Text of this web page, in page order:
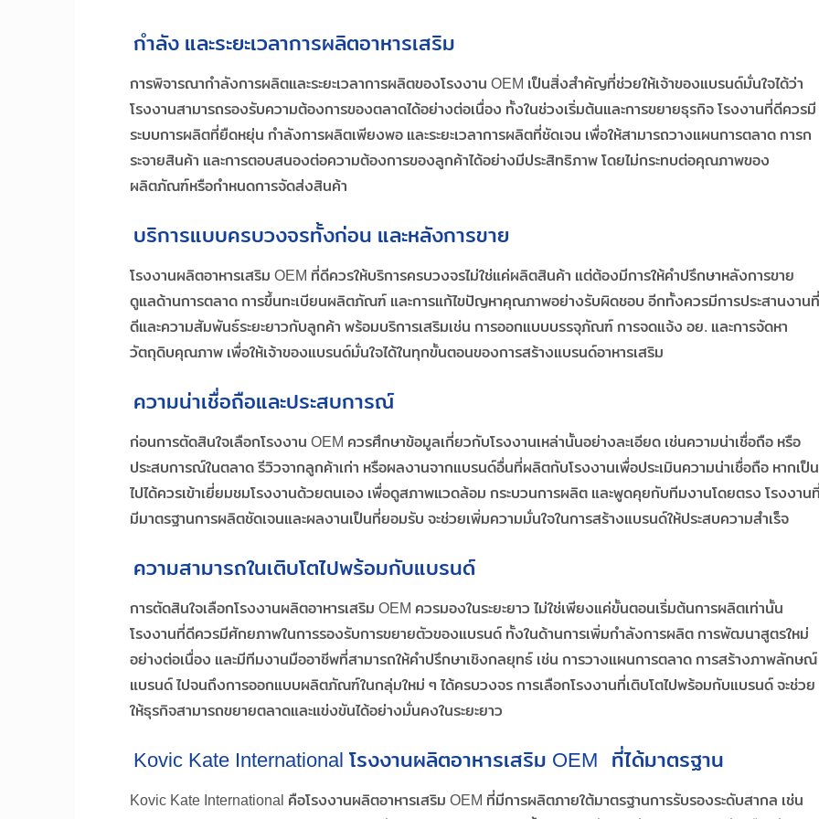
กำลัง และระยะเวลาการผลิตอาหารเสริม
การพิจารณากำลังการผลิตและระยะเวลาการผลิตของโรงงาน OEM เป็นสิ่งสำคัญที่ช่วยให้เจ้าของแบรนด์มั่นใจได้ว่า
โรงงานสามารถรองรับความต้องการของตลาดได้อย่างต่อเนื่อง ทั้งในช่วงเริ่มต้นและการขยายธุรกิจ โรงงานที่ดีควรมี
ระบบการผลิตที่ยืดหยุ่น กำลังการผลิตเพียงพอ และระยะเวลาการผลิตที่ชัดเจน เพื่อให้สามารถวางแผนการตลาด การก
ระจายสินค้า และการตอบสนองต่อความต้องการของลูกค้าได้อย่างมีประสิทธิภาพ โดยไม่กระทบต่อคุณภาพของ
ผลิตภัณฑ์หรือกำหนดการจัดส่งสินค้า
บริการแบบครบวงจรทั้งก่อน และหลังการขาย
โรงงานผลิตอาหารเสริม OEM ที่ดีควรให้บริการครบวงจรไม่ใช่แค่ผลิตสินค้า แต่ต้องมีการให้คำปรึกษาหลังการขาย
ดูแลด้านการตลาด การขึ้นทะเบียนผลิตภัณฑ์ และการแก้ไขปัญหาคุณภาพอย่างรับผิดชอบ อีกทั้งควรมีการประสานงานที่
ดีและความสัมพันธ์ระยะยาวกับลูกค้า พร้อมบริการเสริมเช่น การออกแบบบรรจุภัณฑ์ การจดแจ้ง อย. และการจัดหา
วัตถุดิบคุณภาพ เพื่อให้เจ้าของแบรนด์มั่นใจได้ในทุกขั้นตอนของการสร้างแบรนด์อาหารเสริม
ความน่าเชื่อถือและประสบการณ์
ก่อนการตัดสินใจเลือกโรงงาน OEM ควรศึกษาข้อมูลเกี่ยวกับโรงงานเหล่านั้นอย่างละเอียด เช่นความน่าเชื่อถือ หรือ
ประสบการณ์ในตลาด รีวิวจากลูกค้าเก่า หรือผลงานจากแบรนด์อื่นที่ผลิตกับโรงงานเพื่อประเมินความน่าเชื่อถือ หากเป็น
ไปได้ควรเข้าเยี่ยมชมโรงงานด้วยตนเอง เพื่อดูสภาพแวดล้อม กระบวนการผลิต และพูดคุยกับทีมงานโดยตรง โรงงาน
มีมาตรฐานการผลิตชัดเจนและผลงานเป็นที่ยอมรับ จะช่วยเพิ่มความมั่นใจในการสร้างแบรนด์ให้ประสบความสำเร็จ
ความสามารถในเติบโตไปพร้อมกับแบรนด์
การตัดสินใจเลือกโรงงานผลิตอาหารเสริม OEM ควรมองในระยะยาว ไม่ใช่เพียงแค่ขั้นตอนเริ่มต้นการผลิตเท่านั้น
โรงงานที่ดีควรมีศักยภาพในการรองรับการขยายตัวของแบรนด์ ทั้งในด้านการเพิ่มกำลังการผลิต การพัฒนาสูตรใหม่
อย่างต่อเนื่อง และมีทีมงานมืออาชีพที่สามารถให้คำปรึกษาเชิงกลยุทธ์ เช่น การวางแผนการตลาด การสร้างภาพลักษณ์
แบรนด์ ไปจนถึงการออกแบบผลิตภัณฑ์ในกลุ่มใหม่ ๆ ได้ครบวงจร การเลือกโรงงานที่เติบโตไปพร้อมกับแบรนด์ จะช่วย
ให้ธุรกิจสามารถขยายตลาดและแข่งขันได้อย่างมั่นคงในระยะยาว
Kovic Kate International โรงงานผลิตอาหารเสริม OEM ที่ได้มาตรฐาน
Kovic Kate International คือโรงงานผลิตอาหารเสริม OEM ที่มีการผลิตภายใต้มาตรฐานการรับรองระดับสากล เช่น